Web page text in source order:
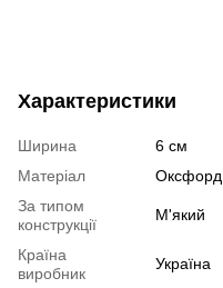
Характеристики
Ширина
6 см
Матеріал
Оксфорд
За типом
конструкції
М'який
Країна
виробник
Україна